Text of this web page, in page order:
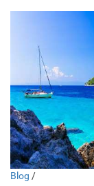
Blog /